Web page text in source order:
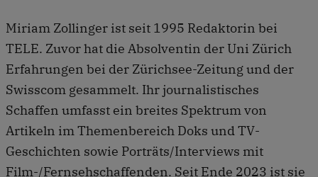
Miriam Zollinger ist seit 1995 Redaktorin bei
TELE. Zuvor hat die Absolventin der Uni Zürich
Erfahrungen bei der Zürichsee-Zeitung und der
Swisscom gesammelt. Ihr journalistisches
Schaffen umfasst ein breites Spektrum von
Artikeln im Themenbereich Doks und TV-
Geschichten sowie Porträts/Interviews mit
Film-/Fernsehschaffenden. Seit Ende 2023 ist sie